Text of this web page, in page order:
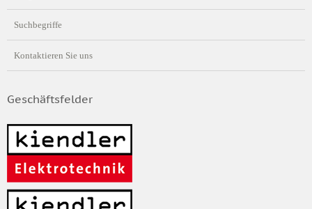
Suchbegriffe
Kontaktieren Sie uns
Geschäftsfelder